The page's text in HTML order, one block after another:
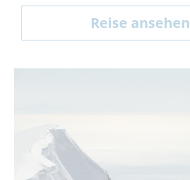
Reise ansehen